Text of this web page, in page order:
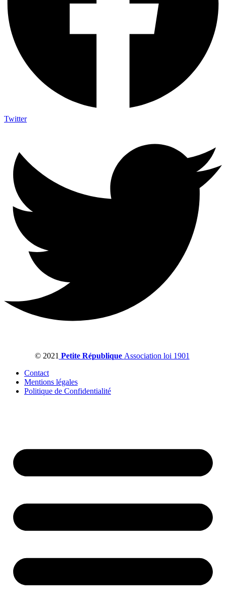
Twitter
© 2021 Petite République Association loi 1901
Contact
Mentions légales
Politique de Confidentialité